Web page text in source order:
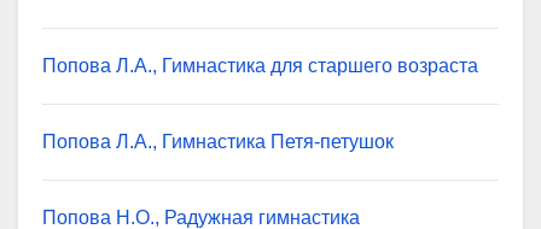
Попова Л.А., Гимнастика для старшего возраста
Попова Л.А., Гимнастика Петя-петушок
Попова Н.О., Радужная гимнастика